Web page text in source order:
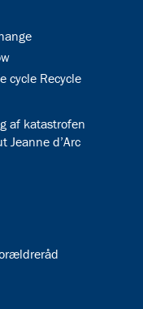
cycle Recycle
af katastrofen
Jeanne d’Arc